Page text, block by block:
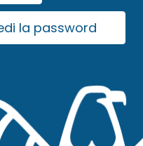
la password